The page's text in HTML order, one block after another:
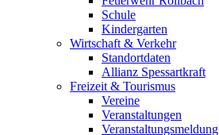
Schule
Kindergarten
Wirtschaft & Verkehr
Standortdaten
Allianz Spessartkraft
Freizeit & Tourismus
Vereine
Veranstaltungen
Veranstaltungsmeldung